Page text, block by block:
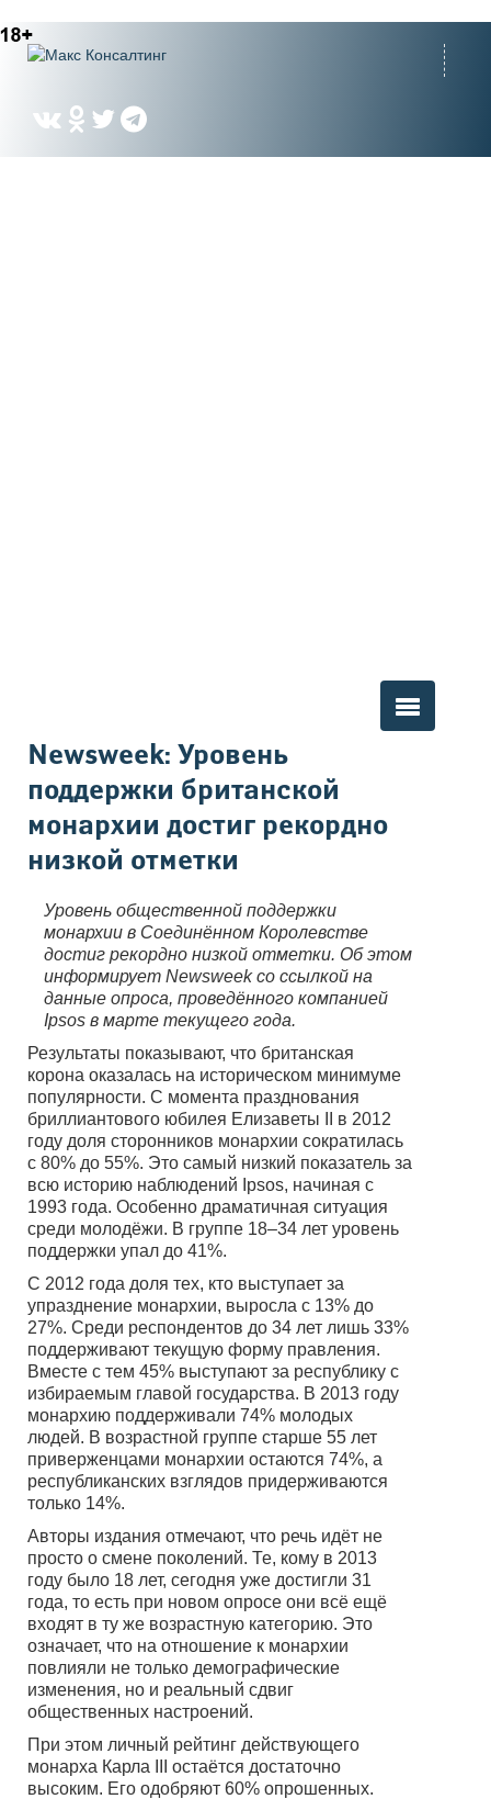
Вы здесь
Newsweek: Уровень
поддержки британской
монархии достиг рекордно
низкой отметки
Уровень общественной поддержки
монархии в Соединённом Королевстве
достиг рекордно низкой отметки. Об этом
информирует Newsweek со ссылкой на
данные опроса, проведённого компанией
Ipsos в марте текущего года.
Результаты показывают, что британская
корона оказалась на историческом минимуме
популярности. С момента празднования
бриллиантового юбилея Елизаветы II в 2012
году доля сторонников монархии сократилась
с 80% до 55%. Это самый низкий показатель за
всю историю наблюдений Ipsos, начиная с
1993 года. Особенно драматичная ситуация
среди молодёжи. В группе 18–34 лет уровень
поддержки упал до 41%.
С 2012 года доля тех, кто выступает за
упразднение монархии, выросла с 13% до
27%. Среди респондентов до 34 лет лишь 33%
поддерживают текущую форму правления.
Вместе с тем 45% выступают за республику с
избираемым главой государства. В 2013 году
монархию поддерживали 74% молодых
людей. В возрастной группе старше 55 лет
приверженцами монархии остаются 74%, а
республиканских взглядов придерживаются
только 14%.
Авторы издания отмечают, что речь идёт не
просто о смене поколений. Те, кому в 2013
году было 18 лет, сегодня уже достигли 31
года, то есть при новом опросе они всё ещё
входят в ту же возрастную категорию. Это
означает, что на отношение к монархии
повлияли не только демографические
изменения, но и реальный сдвиг
общественных настроений.
При этом личный рейтинг действующего
монарха Карла III остаётся достаточно
высоким. Его одобряют 60% опрошенных.